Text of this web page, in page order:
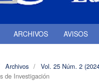
ARCHIVOS AVISOS
Archivos / Vol. 25 Núm. 2
de Investigación